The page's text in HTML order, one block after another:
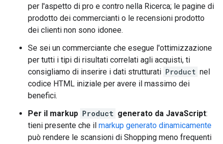
per l'aspetto di pro e contro nella Ricerca; le pagine di
prodotto dei commercianti o le recensioni prodotto
dei clienti non sono idonee.
Se sei un commerciante che esegue l'ottimizzazione
per tutti i tipi di risultati correlati agli acquisti, ti
consigliamo di inserire i dati strutturati Product nel
codice HTML iniziale per avere il massimo dei
benefici.
Per il markup Product generato da JavaScript:
tieni presente che il markup generato dinamicamente
può rendere le scansioni di Shopping meno frequenti